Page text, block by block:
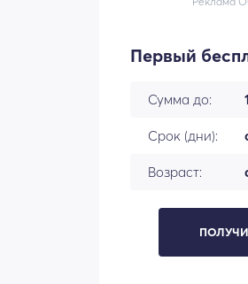
Первый
Сумма до:
Срок (дни):
Возраст: